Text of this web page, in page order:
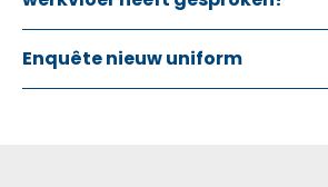
Enquête nieuw uniform